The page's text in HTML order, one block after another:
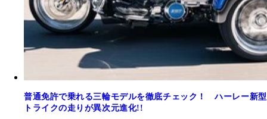
普通免許で乗れる三輪モデルを徹底チェック！ ハーレー新型
トライクの走りが異次元進化!!